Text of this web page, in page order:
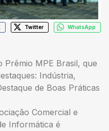
Twitter WhatsApp
MPE Brasil, que
Indústria,
de Boas Práticas
Comercial e
Informática é